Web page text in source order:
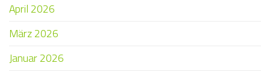
April 2026
März 2026
Januar 2026